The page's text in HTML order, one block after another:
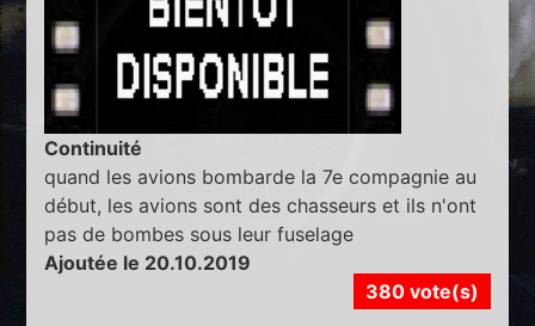
Continuité
quand les avions bombarde la 7e compagnie au
début, les avions sont des chasseurs et ils n'ont
pas de bombes sous leur fuselage
Ajoutée le 20.10.2019
380 vote(s)